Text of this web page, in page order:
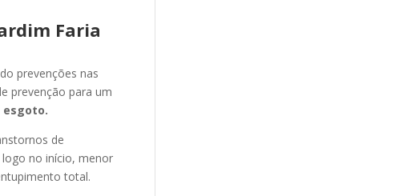
Faria
prevenções nas
prevenção para um
esgoto.
de
logo no início, menor
total.